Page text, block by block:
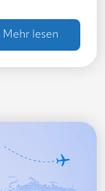
Mehr lesen